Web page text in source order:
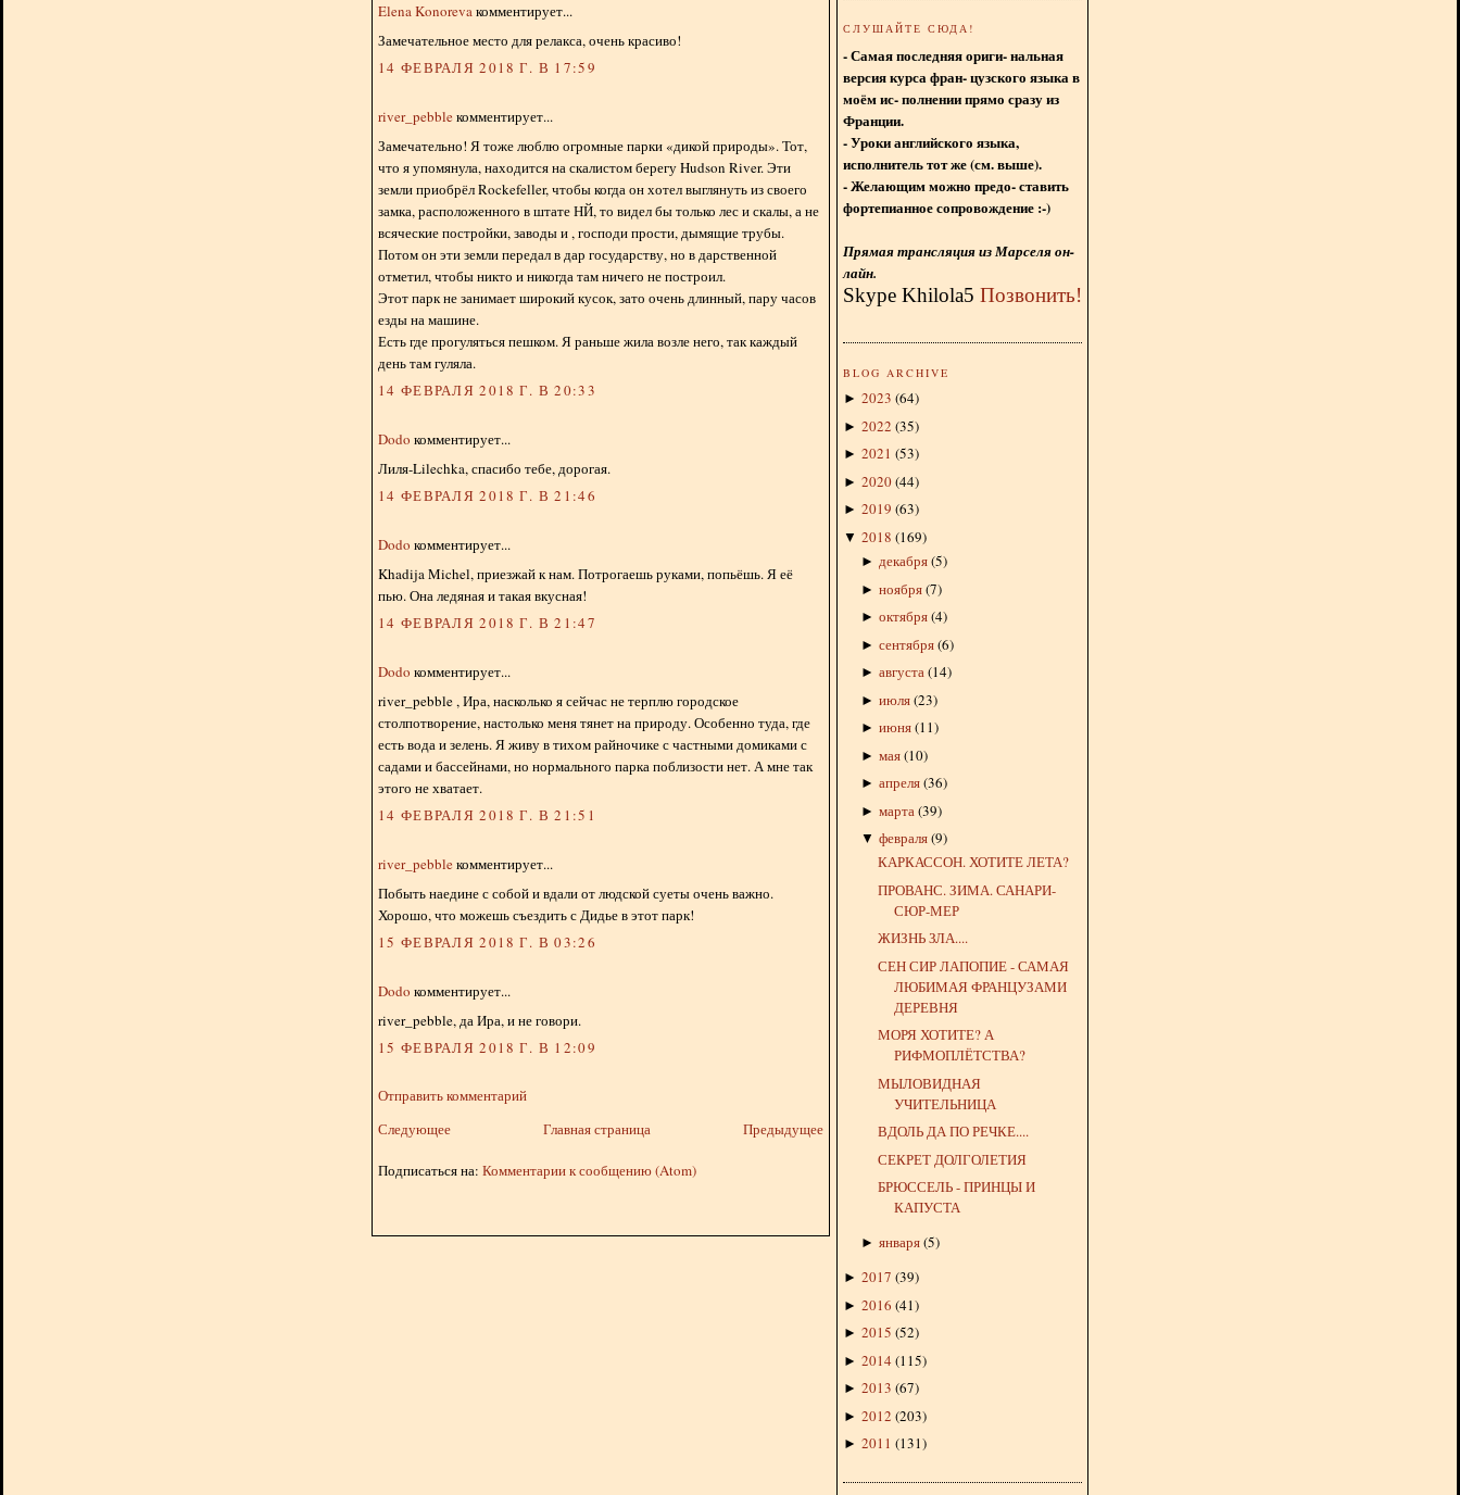
Elena Konorevaкомментирует...
Замечательное место для релакса, очень красиво!
14 ФЕВРАЛЯ 2018 Г. В 17:59
river_pebbleкомментирует...
Замечательно! Я тоже люблю огромные парки «дикой природы». Тот,
что я упомянула, находится на скалистом берегу Hudson River. Эти
земли приобрёл Rockefeller, чтобы когда он хотел выглянуть из своего
замка, расположенного в штате НЙ, то видел бы только лес и скалы, а не
всяческие постройки, заводы и , господи прости, дымящие трубы.
Потом он эти земли передал в дар государству, но в дарственной
отметил, чтобы никто и никогда там ничего не построил.
Этот парк не занимает широкий кусок, зато очень длинный, пару часов
езды на машине.
Есть где прогуляться пешком. Я раньше жила возле него, так каждый
день там гуляла.
14 ФЕВРАЛЯ 2018 Г. В 20:33
Dodo комментирует...
Лиля-Lilechka, спасибо тебе, дорогая.
14 ФЕВРАЛЯ 2018 Г. В 21:46
Dodo комментирует...
Khadija Michel, приезжай к нам. Потрогаешь руками, попьёшь. Я её
пью. Она ледяная и такая вкусная!
14 ФЕВРАЛЯ 2018 Г. В 21:47
Dodo комментирует...
river_pebble , Ира, насколько я сейчас не терплю городское
столпотворение, настолько меня тянет на природу. Особенно туда, где
есть вода и зелень. Я живу в тихом райночике с частными домиками с
садами и бассейнами, но нормального парка поблизости нет. А мне так
этого не хватает.
14 ФЕВРАЛЯ 2018 Г. В 21:51
river_pebbleкомментирует...
Побыть наедине с собой и вдали от людской суеты очень важно.
Хорошо, что можешь съездить с Дидье в этот парк!
15 ФЕВРАЛЯ 2018 Г. В 03:26
Dodo комментирует...
river_pebble, да Ира, и не говори.
15 ФЕВРАЛЯ 2018 Г. В 12:09
Отправить комментарий
Следующее
Предыдущее
Главная страница
Подписаться на: Комментарии к сообщению (Atom)
СЛУШАЙТЕ СЮДА!
- Самая последняя ориги- нальная
версия курса фран- цузского языка в
моём ис- полнении прямо сразу из
Франции.
- Уроки английского языка,
исполнитель тот же (см. выше).
- Желающим можно предо- ставить
фортепианное сопровождение :-)
Прямая трансляция из Марселя он-
лайн.
Skype Khilola5 Позвонить!
BLOG ARCHIVE
► 2023 (64)
► 2022 (35)
► 2021 (53)
► 2020(44)
► 2019 (63)
▼ 2018 (169)
► декабря(5)
► ноября(7)
► октября(4)
► сентября(6)
► августа(14)
► июля(23)
► июня(11)
► мая(10)
► апреля(36)
► марта (39)
▼ февраля(9)
КАРКАССОН. ХОТИТЕ ЛЕТА?
ПРОВАНС. ЗИМА. САНАРИ-
СЮР-МЕР
ЖИЗНЬ ЗЛА....
СЕН СИР ЛАПОПИЕ - САМАЯ
ЛЮБИМАЯ ФРАНЦУЗАМИ
ДЕРЕВНЯ
МОРЯ ХОТИТЕ? А
РИФМОПЛЁТСТВА?
МЫЛОВИДНАЯ
УЧИТЕЛЬНИЦА
ВДОЛЬ ДА ПО РЕЧКЕ....
СЕКРЕТ ДОЛГОЛЕТИЯ
БРЮССЕЛЬ - ПРИНЦЫ И
КАПУСТА
► января(5)
► 2017 (39)
► 2016 (41)
► 2015 (52)
► 2014 (115)
► 2013 (67)
► 2012 (203)
► 2011 (131)